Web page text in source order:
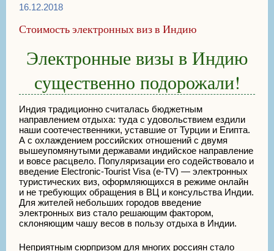
16.12.2018
Стоимость электронных виз в Индию
Электронные визы в Индию
существенно подорожали!
Индия традиционно считалась бюджетным
направлением отдыха: туда с удовольствием ездили
наши соотечественники, уставшие от Турции и Египта.
А с охлаждением российских отношений с двумя
вышеупомянутыми державами индийское направление
и вовсе расцвело. Популяризации его содействовало и
введение Electronic-Tourist Visa (e-TV) — электронных
туристических виз, оформляющихся в режиме онлайн
и не требующих обращения в ВЦ и консульства Индии.
Для жителей небольших городов введение
электронных виз стало решающим фактором,
склоняющим чашу весов в пользу отдыха в Индии.
Неприятным сюрпризом для многих россиян стало